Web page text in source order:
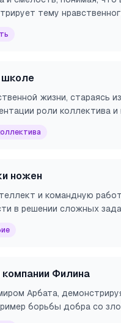
тему
школе
жизни, стараясь
роли коллектива
ножен
и командную
в решении сложных
Филина
Арбата,
борьбы добра со